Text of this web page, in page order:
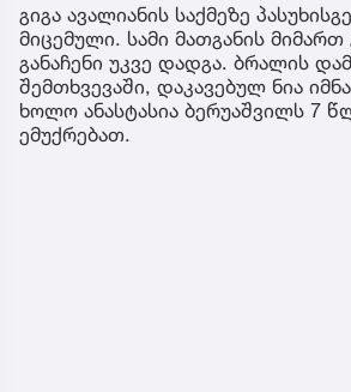
გიგა ავალიანის საქმეზე
მიცემული. სამი მათგანის მიმართ
განაჩენი უკვე დადგა. ბრალის
შემთხვევაში, დაკავებულ ნია
ხოლო ანასტასია ბერუაშვილს 7
ემუქრებათ.